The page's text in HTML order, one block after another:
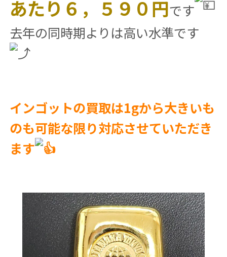
あたり６，５９０円です
去年の同時期よりは高い水準です
インゴットの買取は1gから大きいも
のも可能な限り対応させていただき
ます